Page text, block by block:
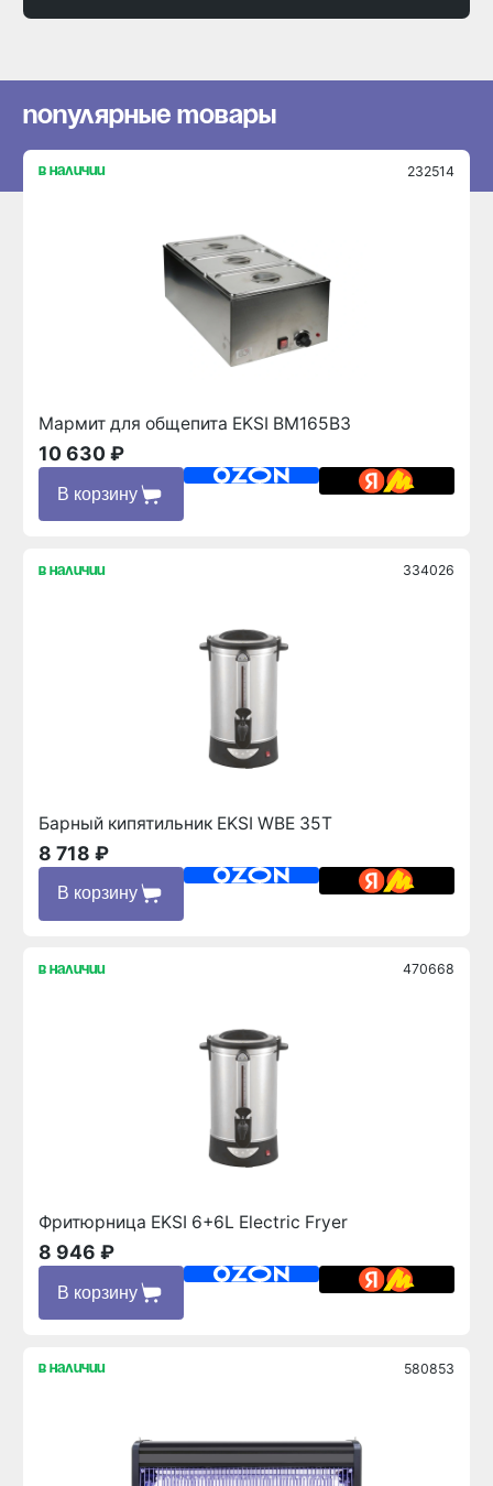
популярные товары
в наличии 232514
Мармит для общепита EKSI BM165B3
10 630 ₽
В корзину
в наличии 334026
Барный кипятильник EKSI WBE 35T
8 718 ₽
В корзину
в наличии 470668
Фритюрница EKSI 6+6L Electric Fryer
8 946 ₽
В корзину
в наличии 580853